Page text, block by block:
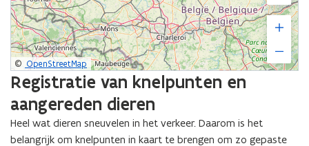
o
g
i
s
c
h
e
n
l
o
g
i
s
c
h
e
O
© OpenStreetMap
Registratie van knelpunten en
aangereden dieren
Heel wat dieren sneuvelen in het verkeer. Daarom is het
belangrijk om knelpunten in kaart te brengen om zo gepaste